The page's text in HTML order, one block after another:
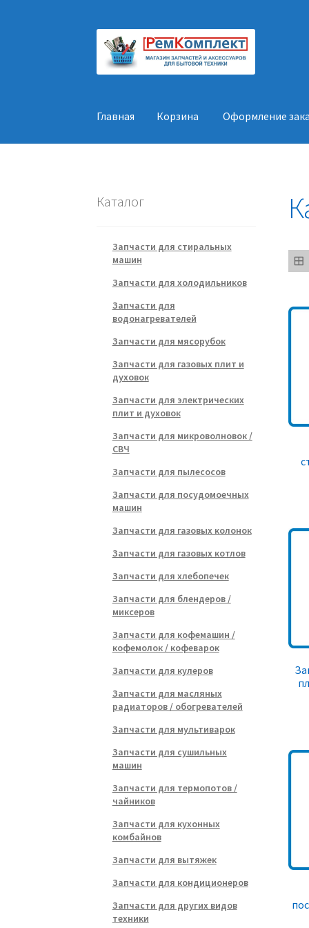
Перейти
навигации
Перейти
содержимому
Главная Корзина Оформление
Каталог
Запчасти для стиральных
машин
Запчасти для холодильников
Запчасти для
водонагревателей
Запчасти для мясорубок
Запчасти для газовых плит и
духовок
Запчасти для электрических
плит и духовок
Запчасти для микроволновок /
СВЧ
Запчасти для пылесосов
Запчасти для посудомоечных
машин
Запчасти для газовых колонок
Запчасти для газовых котлов
Запчасти для хлебопечек
Запчасти для блендеров /
миксеров
Запчасти для кофемашин /
кофемолок / кофеварок
Запчасти для кулеров
Запчасти для масляных
радиаторов / обогревателей
Запчасти для мультиварок
Запчасти для сушильных
машин
Запчасти для термопотов /
чайников
Запчасти для кухонных
комбайнов
Запчасти для вытяжек
Запчасти для кондиционеров
Запчасти для других видов
техники